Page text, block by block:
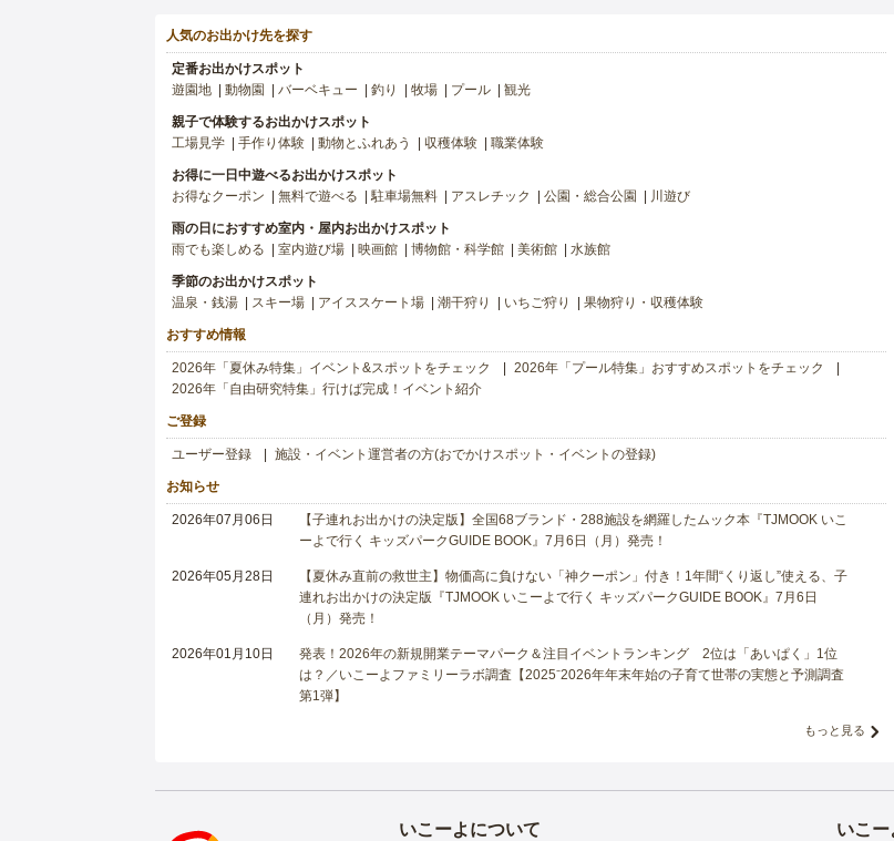
人気のお出かけ先を探す
定番お出かけスポット
遊園地
動物園 バーベキュー 釣り 牧場 プール 観光
親子で体験するお出かけスポット
工場見学
手作り体験 動物とふれあう 収穫体験 職業体験
お得に一日中遊べるお出かけスポット
お得なクーポン
無料で遊べる 駐車場無料 アスレチック 公園・総合公園 川遊び
雨の日におすすめ室内・屋内お出かけスポット
雨でも楽しめる
室内遊び場 映画館 博物館・科学館 美術館 水族館
季節のお出かけスポット
温泉・銭湯
スキー場 アイススケート場 潮干狩り いちご狩り 果物狩り・収穫体験
おすすめ情報
2026年「夏休み特集」イベント&スポットをチェック
2026年「プール特集」おすすめスポットをチェック
2026年「自由研究特集」行けば完成！イベント紹介
ご登録
ユーザー登録 施設・イベント運営者の方(おでかけスポット・イベントの登録)
お知らせ
2026年07月06日
【子連れお出かけの決定版】全国68ブランド・288施設を網羅したムック本『TJMOOK いこ
ーよで行く キッズパークGUIDE BOOK』7月6日（月）発売！
2026年05月28日
【夏休み直前の救世主】物価高に負けない「神クーポン」付き！1年間“くり返し”使える、子
連れお出かけの決定版『TJMOOK いこーよで行く キッズパークGUIDE BOOK』7月6日
（月）発売！
2026年01月10日
発表！2026年の新規開業テーマパーク＆注目イベントランキング 2位は「あいぱく」1位
は？／いこーよファミリーラボ調査【2025⁻2026年年末年始の子育て世帯の実態と予測調査
第1弾】
もっと見る
いこーよについて いこ